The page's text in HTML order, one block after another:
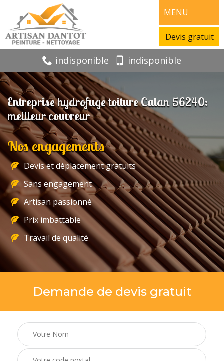
MENU
Devis gratuit
indisponible indisponible
Entreprise hydrofuge toiture Calan 56240:
meilleur couvreur
Nos engagements
Devis et déplacement gratuits
Sans engagement
Artisan passionné
Prix imbattable
Travail de qualité
Demande de devis gratuit